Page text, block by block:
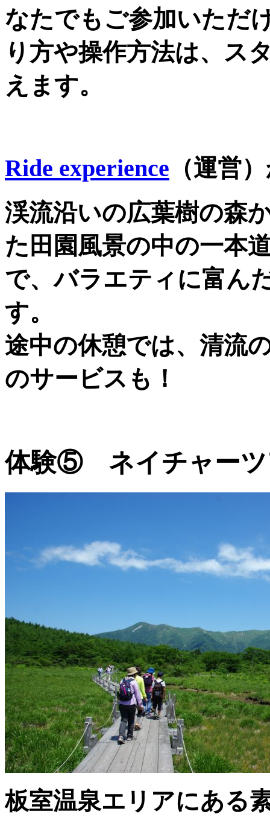
なたでもご参加いただ
り方や操作方法は、ス
えます。
Ride experience （運営
渓流沿いの広葉樹の森
た田園風景の中の一本
で、バラエティに富ん
す。
途中の休憩では、清流
のサービスも！
体験⑤ ネイチャーツ
板室温泉エリアにある